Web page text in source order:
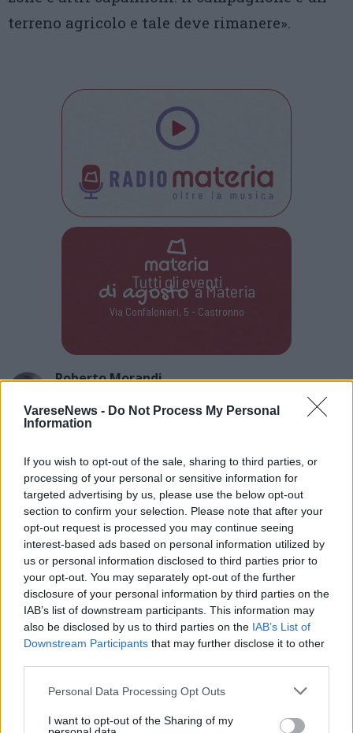
VareseNews - Do Not Process My Personal
Information
If you wish to opt-out of the sale, sharing to third parties, or
processing of your personal or sensitive information for
targeted advertising by us, please use the below opt-out
section to confirm your selection. Please note that after your
opt-out request is processed you may continue seeing
interest-based ads based on personal information utilized by
us or personal information disclosed to third parties prior to
your opt-out. You may separately opt-out of the further
disclosure of your personal information by third parties on the
IAB’s list of downstream participants. This information may
also be disclosed by us to third parties on the IAB’s List of
Downstream Participants that may further disclose it to other
Personal Data Processing Opt Outs
I want to opt-out of the Sharing of my
terreno agricolo e tale deve rimanere».
Tutti gli eventi
di agostoa Materia
Via Confalonieri, 5 - Castronno
Roberto Morandi
Fare giornalismo vuol dire raccontare i fatti, avere il coraggio
ciò che viviamo. È quello che provo a fare a VareseNews.
Abbonati a VareseNews
PIÙ INFORMAZIONI SU
pii campagnone
tornavento lonate pozzolo
LEGGI GLI ALTRI ARTICOLI DI
ARCHIVIO